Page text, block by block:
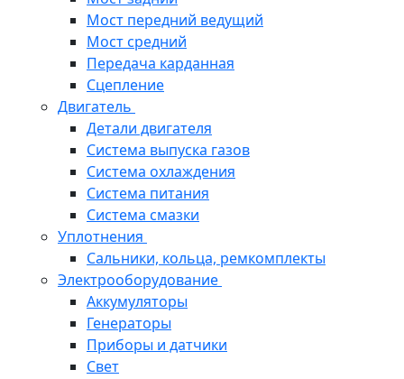
Мост передний ведущий
Мост средний
Передача карданная
Сцепление
Двигатель
Детали двигателя
Система выпуска газов
Система охлаждения
Система питания
Система смазки
Уплотнения
Сальники, кольца, ремкомплекты
Электрооборудование
Аккумуляторы
Генераторы
Приборы и датчики
Свет